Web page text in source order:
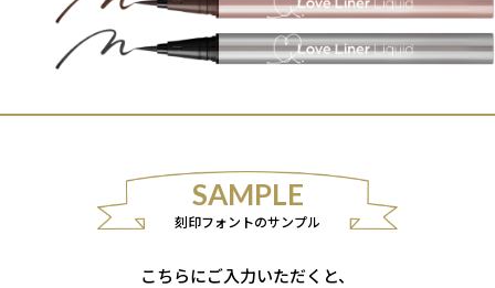
SAMPLE
刻印フォントのサンプル
こちらにご入力いただくと、